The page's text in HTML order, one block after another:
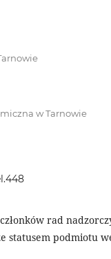
w Tarnowie
rad
statusem podmiotu